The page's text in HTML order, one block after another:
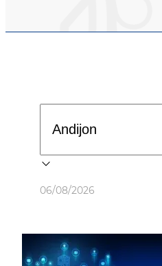
06/08/2026